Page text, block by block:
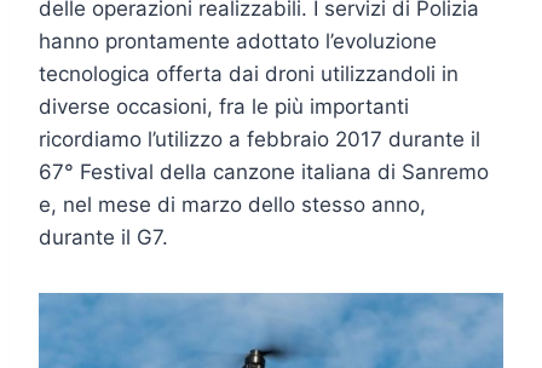
delle operazioni realizzabili. I servizi di Polizia
hanno prontamente adottato l’evoluzione
tecnologica offerta dai droni utilizzandoli in
diverse occasioni, fra le più importanti
ricordiamo l’utilizzo a febbraio 2017 durante il
67° Festival della canzone italiana di Sanremo
e, nel mese di marzo dello stesso anno,
durante il G7.